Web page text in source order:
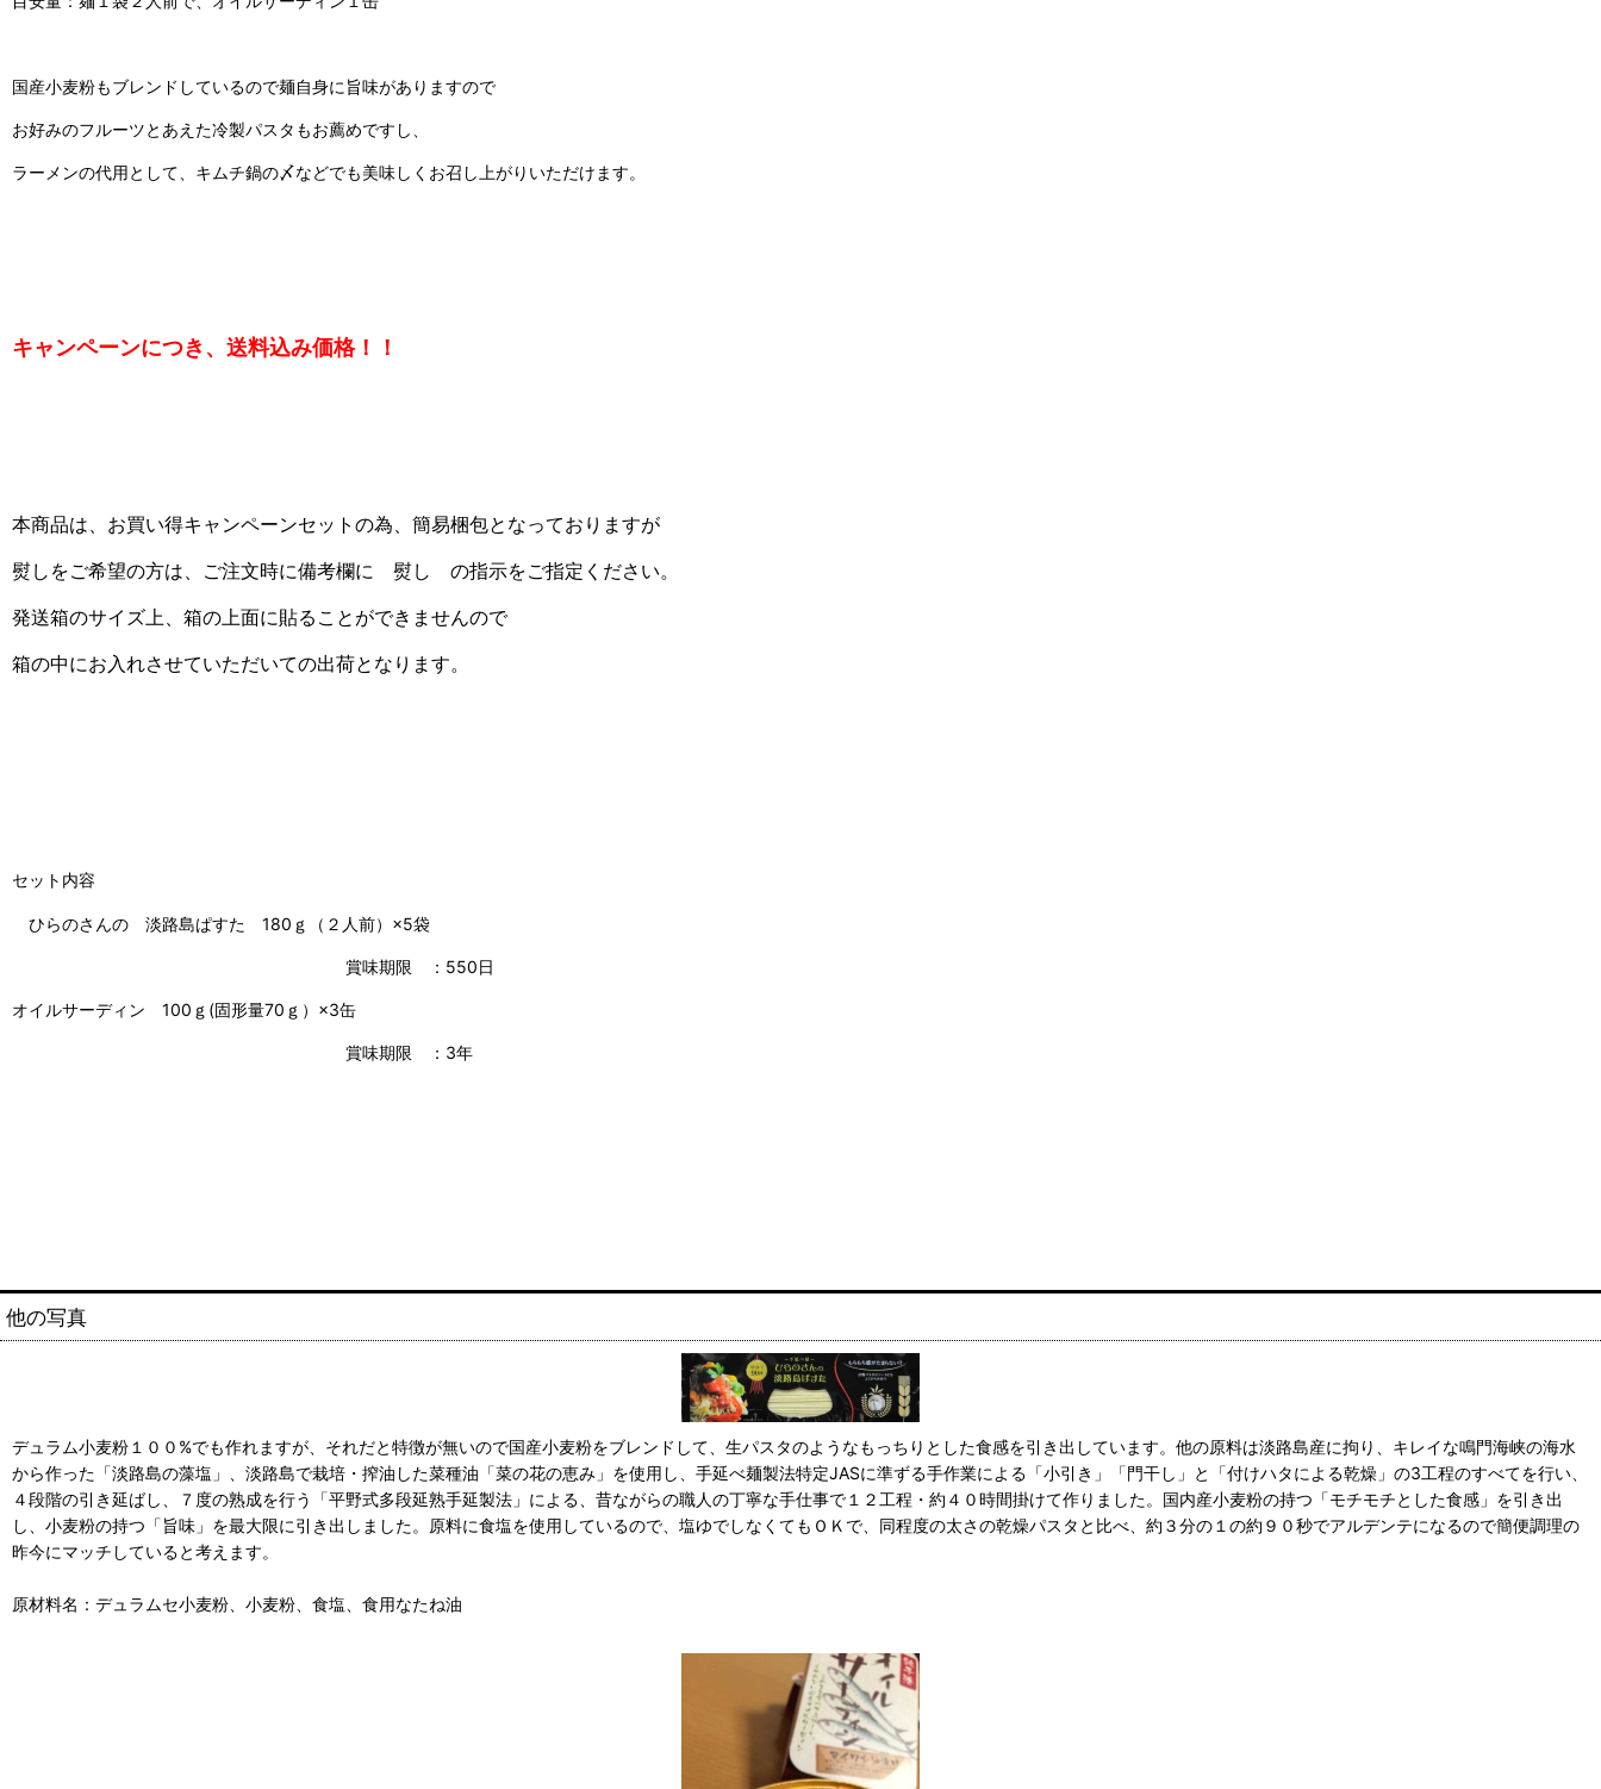
国産小麦粉もブレンドしているので麺自身に旨味がありますので
お好みのフルーツとあえた冷製パスタもお薦めですし、
ラーメンの代用として、キムチ鍋の〆などでも美味しくお召し上がりいただけます。
キャンペーンにつき、送料込み価格！！
本商品は、お買い得キャンペーンセットの為、簡易梱包となっておりますが
熨しをご希望の方は、 ご注文時に備考欄に 熨し の指示をご指定ください。
発送箱のサイズ上、箱の上面に貼ることができませんので
箱の中にお入れさせていただいての出荷となります。
セット内容
ひらのさんの 淡路島ぱすた 180ｇ（２人前）×5袋
賞味期限 ：550日
オイルサーディン 100ｇ(固形量70ｇ）×3缶
賞味期限 ：3年
他の写真
デュラム小麦粉１００%でも作れますが、それだと特徴が無いので国産小麦粉をブレンドして、生パスタのようなもっちりとした食感を引き出しています。他の原料は淡路島産に拘り、キレイな鳴門海峡の海水
から作った「淡路島の藻塩」、淡路島で栽培・搾油した菜種油「菜の花の恵み」を使用し、手延べ麺製法特定JASに準ずる手作業による「小引き」「門干し」と「付けハタによる乾燥」の3工程のすべてを行い、
４段階の引き延ばし、７度の熟成を行う「平野式多段延熟手延製法」による、昔ながらの職人の丁寧な手仕事で１２工程・約４０時間掛けて作りました。国内産小麦粉の持つ「モチモチとした食感」を引き出
し、小麦粉の持つ「旨味」を最大限に引き出しました。原料に食塩を使用しているので、塩ゆでしなくてもＯＫで、同程度の太さの乾燥パスタと比べ、約３分の１の約９０秒でアルデンテになるので簡便調理の
昨今にマッチしていると考えます。
原材料名：デュラムセ小麦粉、小麦粉、食塩、食用なたね油